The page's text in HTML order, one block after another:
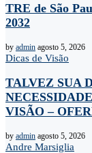
TRE de São
2032
by admin agosto 5, 2026
Dicas de Visão
TALVEZ SUA
VISÃO –
by admin agosto 5, 2026
Andre Marsiglia